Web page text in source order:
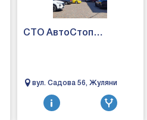
СТО АвтоСтоп
вул. Садова 56, Жуляни